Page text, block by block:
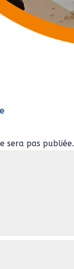
sera pas publiée.